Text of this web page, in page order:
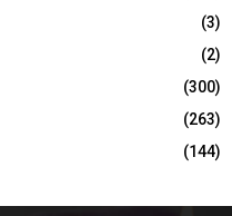
(3)
(2)
(300)
(263)
(144)